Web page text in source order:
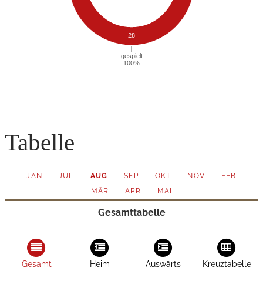
Tabelle
JAN JUL AUG SEP OKT NOV
FEB
MÄR
APR MAI
Gesamttabelle
Gesamt Heim Auswärts Kreuztabelle